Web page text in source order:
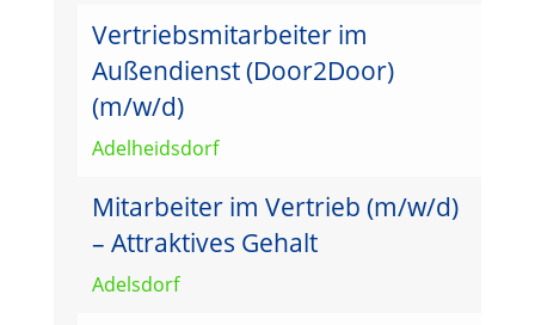
Vertriebsmitarbeiter im
Außendienst (Door2Door)
(m/w/d)
Adelheidsdorf
Mitarbeiter im Vertrieb (m/w/d)
– Attraktives Gehalt
Adelsdorf